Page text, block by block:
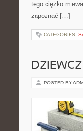
tego ciężko
zapoznać […]
CATEGORIES:
POSTED BY